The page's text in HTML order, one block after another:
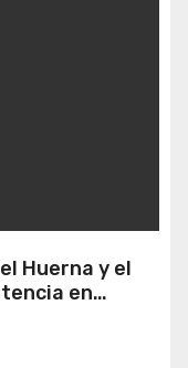
Huerna y el
en